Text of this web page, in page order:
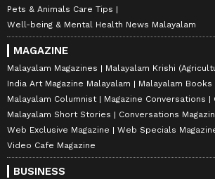
Pets & Animals Care Tips
Well-being & Mental Health News Malayalam
MAGAZINE
Malayalam Magazines
Malayalam Krishi
India Art Magazine Malayalam
Malayalam Books
Malayalam Columnist
Magazine Conversations
Malayalam Short Stories
Conversations
Web Exclusive Magazine
Web Specials
Video Cafe Magazine
BUSINESS